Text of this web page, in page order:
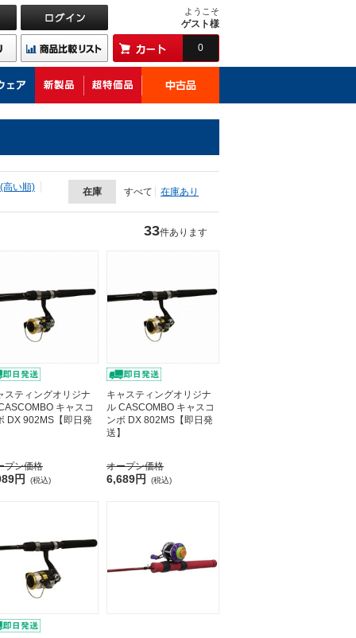
ようこそ
ゲスト様
0
高い順)
在庫 すべて 在庫あり
33件あります
スティングオリジナ
キャスコ
DX 902MS【即日発
プン価格
円 (税込)
キャスティングオリジナ
ル CASCOMBO キャスコ
ンボ DX 802MS【即日発
送】
オープン価格
6,689円 (税込)